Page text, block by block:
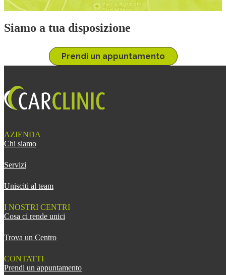
Siamo a tua disposizione
Prendi un appuntamento
AZIENDA
Chi siamo
Servizi
Unisciti al team
I NOSTRI CENTRI
Cosa ci rende unici
Trova un Centro
CONTATTI
Prendi un appuntamento